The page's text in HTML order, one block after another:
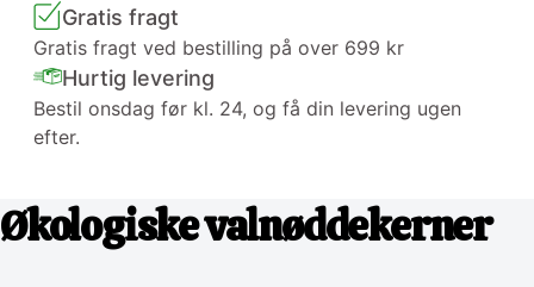
Gratis fragt
Gratis fragt ved bestilling på over 699 kr
Hurtig levering
Bestil onsdag før kl. 24, og få din levering ugen
efter.
Økologiske valnøddekerner